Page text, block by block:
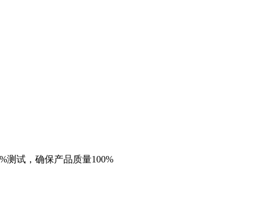
测试，确保产品质量100%